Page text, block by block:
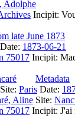
Adolphe
Incipit:
late June 1873
Date: 1873-06-21
75017 Incipit:
Metadata
Site: Paris Date:
Aline Site:
75017 Incipit: J'ai